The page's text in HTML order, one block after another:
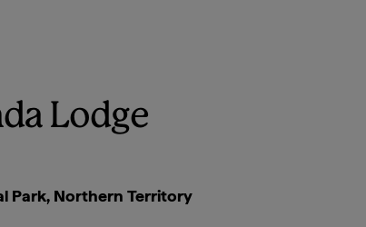
Lodge
Park, Northern Territory